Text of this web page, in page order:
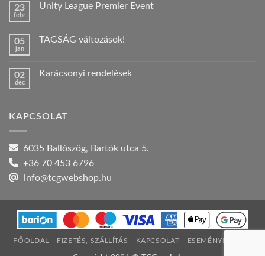
Nyári
23
febr
Unity League Premier Event
Unity
bejegyzéshez
05
jan
TAGSÁG változások!
TAGSÁG
02
dec
Karácsonyi rendelések
rendelések
KAPCSOLAT
6035 Ballószög, Bartók utca 5.
+36 70 453 6796
info@tcgwebshop.hu
FŐOLDAL FIZETÉS, SZÁLLÍTÁS KAPCSOLAT ESEMÉNYNAPTÁR